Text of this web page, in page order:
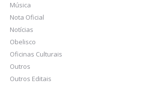
Música
Nota Oficial
Notícias
Obelisco
Oficinas Culturais
Outros
Outros Editais